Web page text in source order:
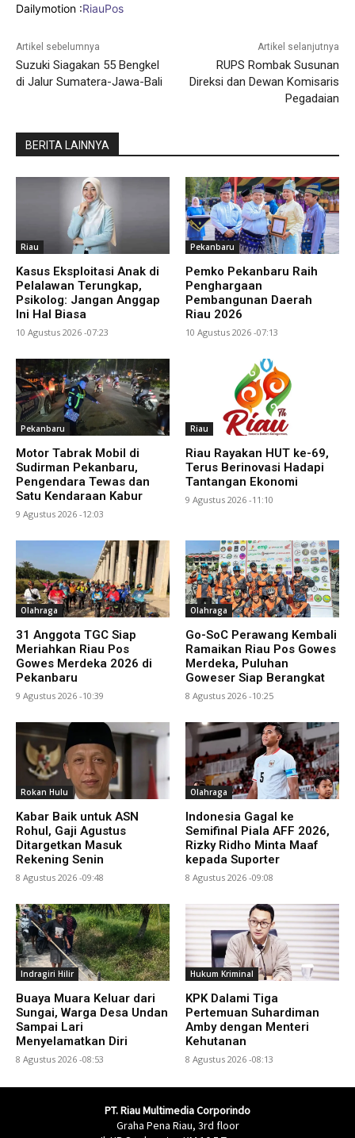
Dailymotion :RiauPos
Artikel sebelumnya
Suzuki Siagakan 55 Bengkel
di Jalur Sumatera-Jawa-Bali
Artikel selanjutnya
RUPS Rombak Susunan
Direksi dan Dewan Komisaris
Pegadaian
BERITA LAINNYA
Riau
Kasus Eksploitasi Anak di
Pelalawan Terungkap,
Psikolog: Jangan Anggap
Ini Hal Biasa
10 Agustus 2026 -07:23
Pekanbaru
Pemko Pekanbaru Raih
Penghargaan
Pembangunan Daerah
Riau 2026
10 Agustus 2026 -07:13
Pekanbaru
Motor Tabrak Mobil di
Sudirman Pekanbaru,
Pengendara Tewas dan
Satu Kendaraan Kabur
9 Agustus 2026 -12:03
Riau
Riau Rayakan HUT ke-69,
Terus Berinovasi Hadapi
Tantangan Ekonomi
9 Agustus 2026 -11:10
Olahraga
31 Anggota TGC Siap
Meriahkan Riau Pos
Gowes Merdeka 2026 di
Pekanbaru
9 Agustus 2026 -10:39
Olahraga
Go-SoC Perawang Kembali
Ramaikan Riau Pos Gowes
Merdeka, Puluhan
Goweser Siap Berangkat
8 Agustus 2026 -10:25
Rokan Hulu
Kabar Baik untuk ASN
Rohul, Gaji Agustus
Ditargetkan Masuk
Rekening Senin
8 Agustus 2026 -09:48
Olahraga
Indonesia Gagal ke
Semifinal Piala AFF 2026,
Rizky Ridho Minta Maaf
kepada Suporter
8 Agustus 2026 -09:08
Indragiri Hilir
Buaya Muara Keluar dari
Sungai, Warga Desa Undan
Sampai Lari
Menyelamatkan Diri
8 Agustus 2026 -08:53
Hukum Kriminal
KPK Dalami Tiga
Pertemuan Suhardiman
Amby dengan Menteri
Kehutanan
8 Agustus 2026 -08:13
PT. Riau Multimedia Corporindo
Graha Pena Riau, 3rd floor